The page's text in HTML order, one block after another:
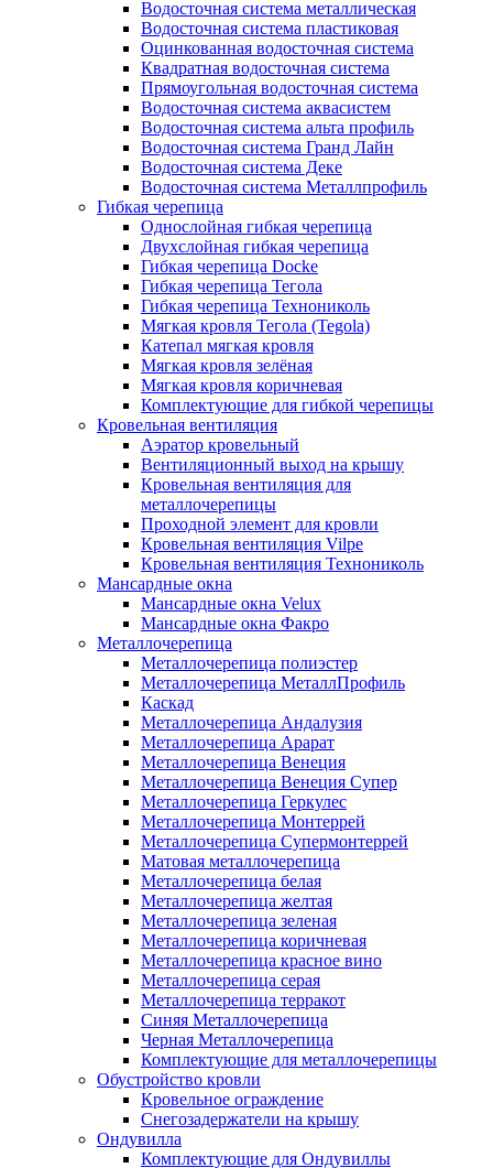
Водосточная система металлическая
Водосточная система пластиковая
Оцинкованная водосточная система
Квадратная водосточная система
Прямоугольная водосточная система
Водосточная система аквасистем
Водосточная система альта профиль
Водосточная система Гранд Лайн
Водосточная система Деке
Водосточная система Металлпрофиль
Гибкая черепица
Однослойная гибкая черепица
Двухслойная гибкая черепица
Гибкая черепица Docke
Гибкая черепица Тегола
Гибкая черепица Технониколь
Мягкая кровля Тегола (Tegola)
Катепал мягкая кровля
Мягкая кровля зелёная
Мягкая кровля коричневая
Комплектующие для гибкой черепицы
Кровельная вентиляция
Аэратор кровельный
Вентиляционный выход на крышу
Кровельная вентиляция для
металлочерепицы
Проходной элемент для кровли
Кровельная вентиляция Vilpe
Кровельная вентиляция Технониколь
Мансардные окна
Мансардные окна Velux
Мансардные окна Факро
Металлочерепица
Металлочерепица полиэстер
Металлочерепица МеталлПрофиль
Каскад
Металлочерепица Андалузия
Металлочерепица Арарат
Металлочерепица Венеция
Металлочерепица Венеция Супер
Металлочерепица Геркулес
Металлочерепица Монтеррей
Металлочерепица Супермонтеррей
Матовая металлочерепица
Металлочерепица белая
Металлочерепица желтая
Металлочерепица зеленая
Металлочерепица коричневая
Металлочерепица красное вино
Металлочерепица серая
Металлочерепица терракот
Синяя Металлочерепица
Черная Металлочерепица
Комплектующие для металлочерепицы
Обустройство кровли
Кровельное ограждение
Снегозадержатели на крышу
Ондувилла
Комплектующие для Ондувиллы